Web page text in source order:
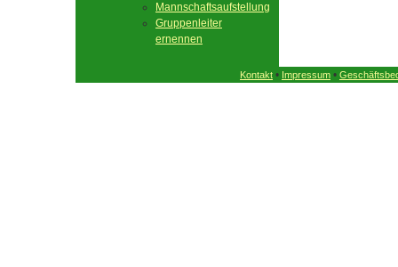
Mannschaftsaufstellung
Gruppenleiter
ernennen
Kontakt • Impressum •